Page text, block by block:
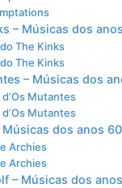
– Músicas dos
The Kinks
The Kinks
– Músicas dos
Mutantes
Mutantes
Músicas dos anos 60
Archies
Archies
– Músicas dos